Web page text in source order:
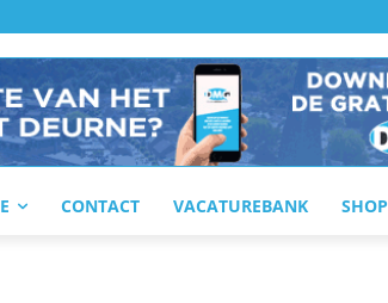
CONTACT VACATUREBANK SHOP